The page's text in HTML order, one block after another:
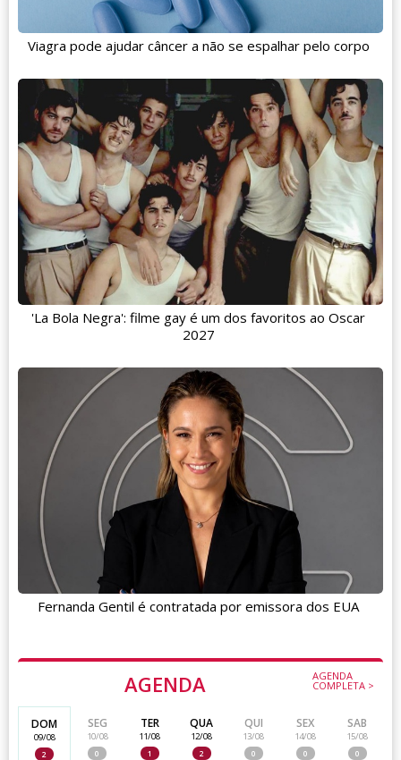
AGENDA AGENDA
COMPLETA >
DOM
09/08
2
SEG
10/08
0
TER
11/08
1
QUA
12/08
2
QUI
13/08
0
SEX
14/08
0
SAB
15/08
0
Viagra pode ajudar câncer a não se espalhar pelo corpo
'La Bola Negra': filme gay é um dos favoritos ao Oscar
2027
Fernanda Gentil é contratada por emissora dos EUA